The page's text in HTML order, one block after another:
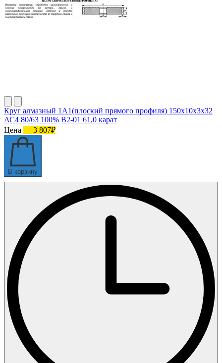
Круг алмазный 1А1(плоский прямого профиля) 150х10х3х32
АС4 80/63 100% В2-01 61,0 карат
Цена
3 807₽
В корзину